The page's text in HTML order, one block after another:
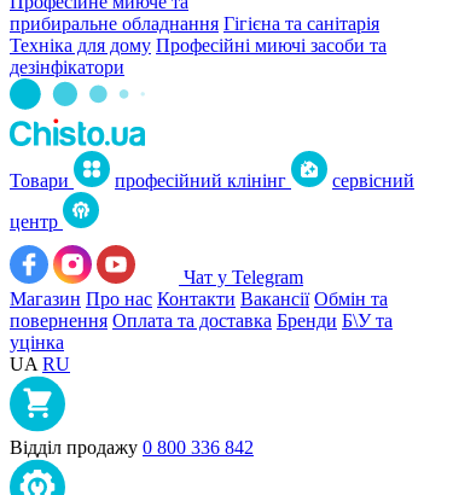
прибиральне обладнання Гігієна та санітарія
Техніка для дому Професійні миючі засоби та
дезінфікатори
Товари професійний клінінг
сервісний
центр
Чат у Telegram
Магазин Про нас Контакти Вакансії Обмін та
повернення Оплата та доставка Бренди Б\У та
уцінка
UA RU
Відділ продажу 0 800 336 842